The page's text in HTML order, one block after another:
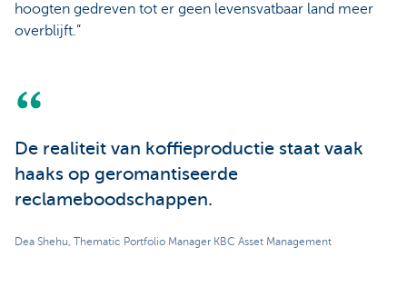
hoogten gedreven tot er geen levensvatbaar land meer
overblijft.”
De realiteit van koffieproductie staat vaak
haaks op geromantiseerde
reclameboodschappen.
Dea Shehu, Thematic Portfolio Manager KBC Asset Management